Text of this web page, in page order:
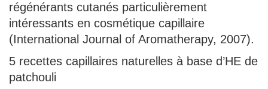
régénérants cutanés particulièrement
intéressants en cosmétique capillaire
(International Journal of Aromatherapy, 2007).
5 recettes capillaires naturelles à base d’HE de
patchouli